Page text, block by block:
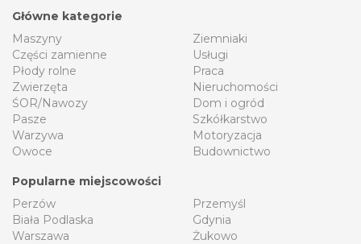
Główne kategorie
Maszyny
Części zamienne
Płody rolne
Zwierzęta
ŚOR/Nawozy
Pasze
Warzywa
Owoce
Ziemniaki
Usługi
Praca
Nieruchomości
Dom i ogród
Szkółkarstwo
Motoryzacja
Budownictwo
Popularne miejscowości
Perzów
Biała Podlaska
Warszawa
Przemyśl
Gdynia
Żukowo